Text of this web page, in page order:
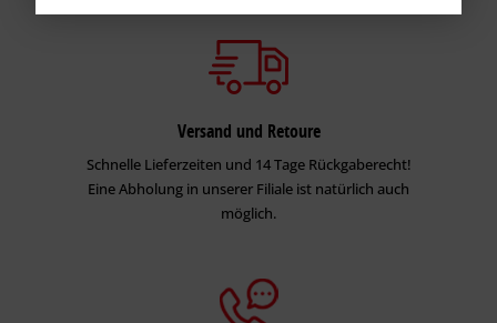
Versand und Retoure
Schnelle Lieferzeiten und 14 Tage Rückgaberecht!
Eine Abholung in unserer Filiale ist natürlich auch
möglich.